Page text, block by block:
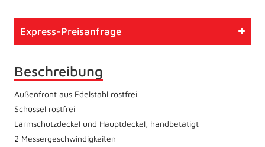
Zustand
Express-Preisanfrage
Beschreibung
Außenfront aus Edelstahl rostfrei
Schüssel rostfrei
Lärmschutzdeckel und Hauptdeckel, handbetätigt
2 Messergeschwindigkeiten